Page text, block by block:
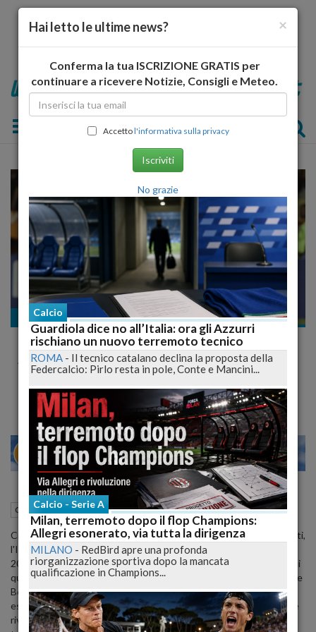
Toggle navigation
Calcio
Euro2020. L'Italia passa in rimonta in
Armenia 3-1, azzurri a punteggio pieno nel
girone J
MILANO 24 28
Calcio Roma (RM) 06 Settembre 2019 10:52
Cinque su cinque. Con una partita non brillante come le precedenti,
l'Italia di Mancini continua la sua corsa a passo svelto verso Euro
2020 e battendo 3-1 l'Armenia si conferma in testa al suo girone di
qualificazione, a punteggio pieno. Buttate fuori dalla corsa Grecia e
Bosnia con le due vittorie di giugno, gli azzurri hanno ribadito di
esser padroni del loro girone anche a Erevan, contro una nazionale
rivitalizzata dagli ultimi risultati e fisicamente più avanti, ancorché
×
Hai letto le ultime news?
Conferma la tua ISCRIZIONE GRATIS per
continuare a ricevere Notizie, Consigli e Meteo.
Accettol'informativa sulla privacy
Iscriviti
No grazie
Calcio
Guardiola dice no all’Italia: ora gli Azzurri
rischiano un nuovo terremoto tecnico
ROMA - Il tecnico catalano declina la proposta della
Federcalcio: Pirlo resta in pole, Conte e Mancini...
Calcio - Serie A
Milan, terremoto dopo il flop Champions:
Allegri esonerato, via tutta la dirigenza
MILANO - RedBird apre una profonda
riorganizzazione sportiva dopo la mancata
qualificazione in Champions...